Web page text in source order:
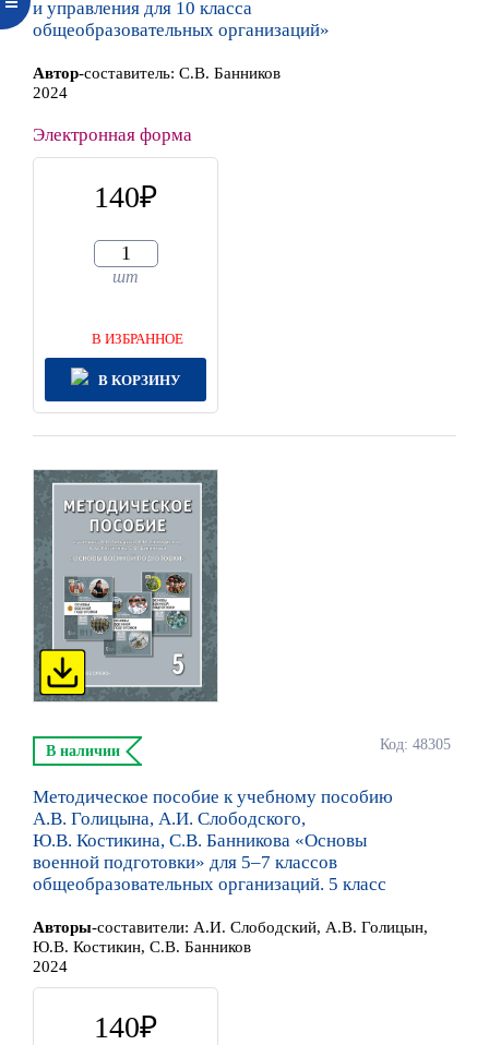
и управления для 10 класса
общеобразовательных организаций»
Автор-составитель: С.В. Банников
2024
Электронная форма
140
шт
В ИЗБРАННОЕ
В КОРЗИНУ
Код: 48305
В наличии
Методическое пособие к учебному пособию
А.В. Голицына, А.И. Слободского,
Ю.В. Костикина, С.В. Банникова «Основы
военной подготовки» для 5–7 классов
общеобразовательных организаций. 5 класс
Авторы-составители: А.И. Слободский, А.В. Голицын,
Ю.В. Костикин, С.В. Банников
2024
140